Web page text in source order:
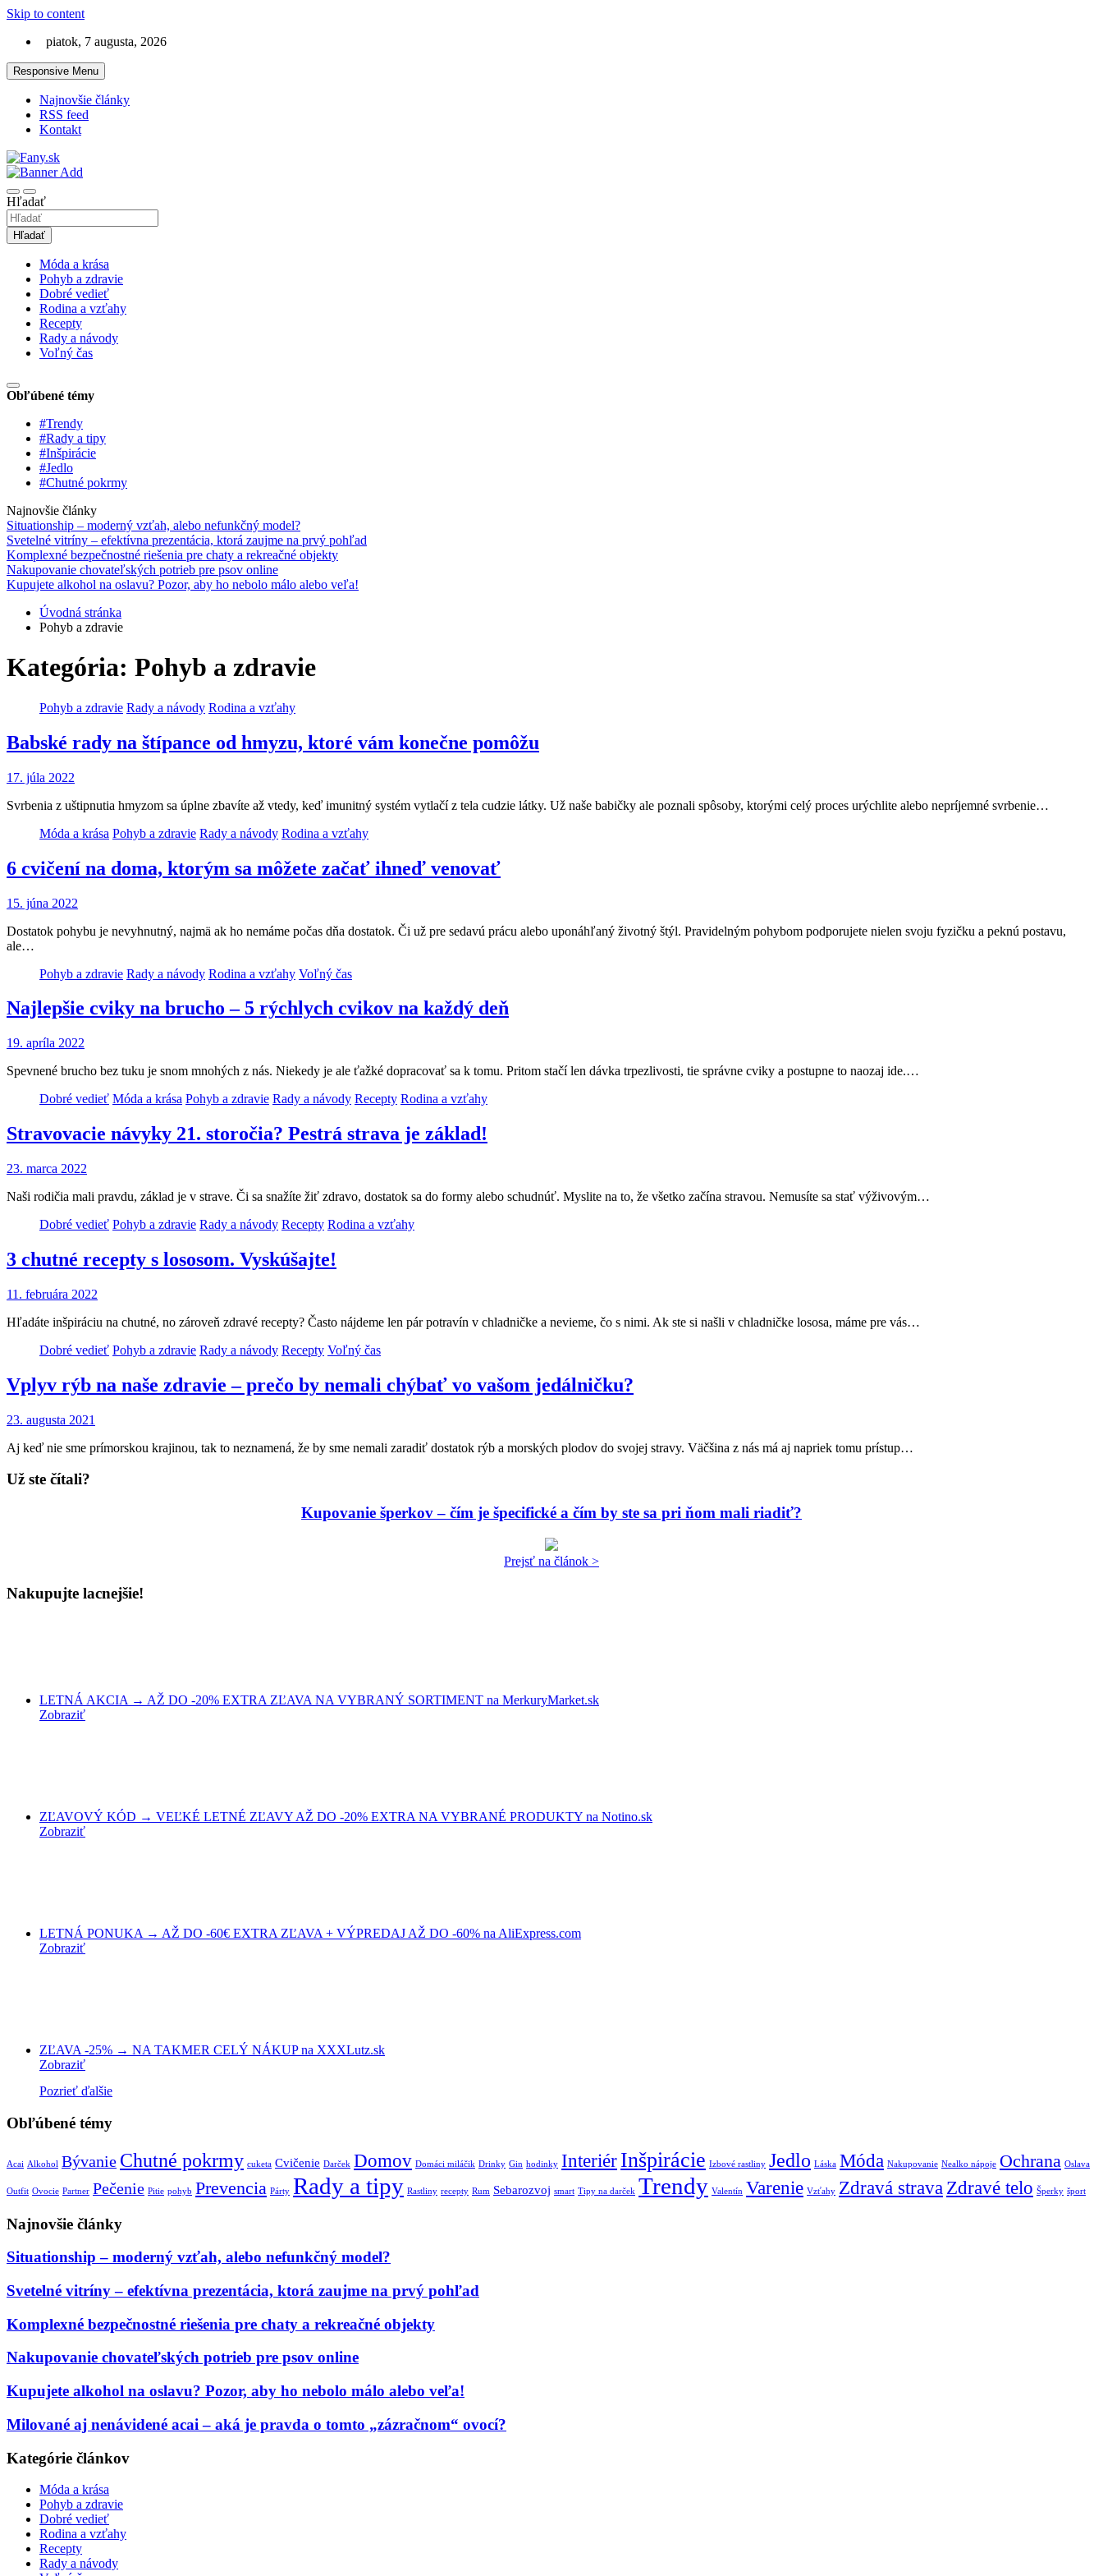
Skip to content
piatok, 7 augusta, 2026
Responsive Menu
Najnovšie články
RSS feed
Kontakt
Fany.sk
Hľadať
Hľadať
Móda a krása
Pohyb a zdravie
Dobré vedieť
Rodina a vzťahy
Recepty
Rady a návody
Voľný čas
Obľúbené témy
#Trendy
#Rady a tipy
#Inšpirácie
#Jedlo
#Chutné pokrmy
Najnovšie články
Situationship – moderný vzťah, alebo nefunkčný model?
Svetelné vitríny – efektívna prezentácia, ktorá zaujme na prvý pohľad
Komplexné bezpečnostné riešenia pre chaty a rekreačné objekty
Nakupovanie chovateľských potrieb pre psov online
Kupujete alkohol na oslavu? Pozor, aby ho nebolo málo alebo veľa!
Úvodná stránka
Pohyb a zdravie
Kategória: Pohyb a zdravie
Pohyb a zdravie Rady a návody Rodina a vzťahy
Babské rady na štípance od hmyzu, ktoré vám konečne pomôžu
17. júla 2022
Svrbenia z uštipnutia hmyzom sa úplne zbavíte až vtedy, keď imunitný systém vytlačí z tela cudzie látky. Už naše babičky ale poznali spôsoby, ktorými celý proces urýchlite alebo nepríjemné svrbenie…
Móda a krása Pohyb a zdravie Rady a návody Rodina a vzťahy
6 cvičení na doma, ktorým sa môžete začať ihneď venovať
15. júna 2022
Dostatok pohybu je nevyhnutný, najmä ak ho nemáme počas dňa dostatok. Či už pre sedavú prácu alebo uponáhľaný životný štýl. Pravidelným pohybom podporujete nielen svoju fyzičku a peknú postavu,
ale…
Pohyb a zdravie Rady a návody Rodina a vzťahy Voľný čas
Najlepšie cviky na brucho – 5 rýchlych cvikov na každý deň
19. apríla 2022
Spevnené brucho bez tuku je snom mnohých z nás. Niekedy je ale ťažké dopracovať sa k tomu. Pritom stačí len dávka trpezlivosti, tie správne cviky a postupne to naozaj ide.…
Dobré vedieť Móda a krása Pohyb a zdravie Rady a návody Recepty Rodina a vzťahy
Stravovacie návyky 21. storočia? Pestrá strava je základ!
23. marca 2022
Naši rodičia mali pravdu, základ je v strave. Či sa snažíte žiť zdravo, dostatok sa do formy alebo schudnúť. Myslite na to, že všetko začína stravou. Nemusíte sa stať výživovým…
Dobré vedieť Pohyb a zdravie Rady a návody Recepty Rodina a vzťahy
3 chutné recepty s lososom. Vyskúšajte!
11. februára 2022
Hľadáte inšpiráciu na chutné, no zároveň zdravé recepty? Často nájdeme len pár potravín v chladničke a nevieme, čo s nimi. Ak ste si našli v chladničke lososa, máme pre vás…
Dobré vedieť Pohyb a zdravie Rady a návody Recepty Voľný čas
Vplyv rýb na naše zdravie – prečo by nemali chýbať vo vašom jedálničku?
23. augusta 2021
Aj keď nie sme prímorskou krajinou, tak to neznamená, že by sme nemali zaradiť dostatok rýb a morských plodov do svojej stravy. Väčšina z nás má aj napriek tomu prístup…
Už ste čítali?
Kupovanie šperkov – čím je špecifické a čím by ste sa pri ňom mali riadiť?
Prejsť na článok >
Nakupujte lacnejšie!
LETNÁ AKCIA → AŽ DO -20% EXTRA ZĽAVA NA VYBRANÝ SORTIMENT na MerkuryMarket.sk
Zobraziť
ZĽAVOVÝ KÓD → VEĽKÉ LETNÉ ZĽAVY AŽ DO -20% EXTRA NA VYBRANÉ PRODUKTY na Notino.sk
Zobraziť
LETNÁ PONUKA → AŽ DO -60€ EXTRA ZĽAVA + VÝPREDAJ AŽ DO -60% na AliExpress.com
Zobraziť
ZĽAVA -25% → NA TAKMER CELÝ NÁKUP na XXXLutz.sk
Zobraziť
Pozrieť ďalšie
Obľúbené témy
Acai Alkohol Bývanie Chutné pokrmy cuketa Cvičenie Darček Domov Domáci miláčik Drinky Gin hodinky InteriérInšpirácie Izbové rastliny Jedlo Láska Móda Nakupovanie Nealko nápoje Ochrana Oslava
Outfit Ovocie Partner Pečenie Pitie pohyb Prevencia Párty Rady a tipy Rastliny recepty Rum Sebarozvoj smart Tipy na darček Trendy Valentín Varenie Vzťahy Zdravá strava Zdravé telo Šperky šport
Najnovšie články
Situationship – moderný vzťah, alebo nefunkčný model?
Svetelné vitríny – efektívna prezentácia, ktorá zaujme na prvý pohľad
Komplexné bezpečnostné riešenia pre chaty a rekreačné objekty
Nakupovanie chovateľských potrieb pre psov online
Kupujete alkohol na oslavu? Pozor, aby ho nebolo málo alebo veľa!
Milované aj nenávidené acai – aká je pravda o tomto „zázračnom“ ovocí?
Kategórie článkov
Móda a krása
Pohyb a zdravie
Dobré vedieť
Rodina a vzťahy
Recepty
Rady a návody